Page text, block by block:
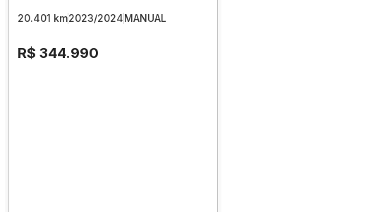
20.401 km2023/2024MANUAL
R$ 344.990